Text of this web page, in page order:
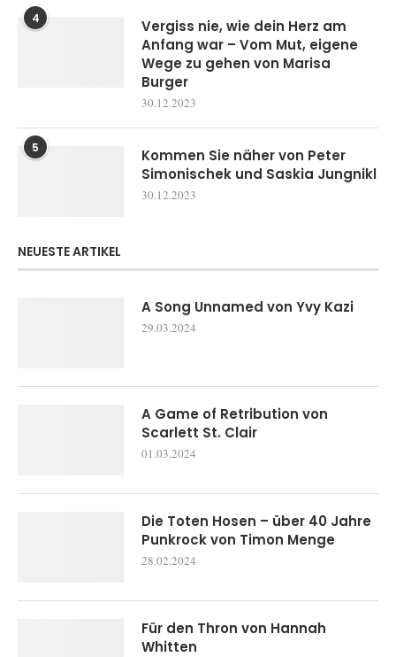
4
Vergiss nie, wie dein Herz am
Anfang war – Vom Mut, eigene
Wege zu gehen von Marisa
Burger
30.12.2023
5
Kommen Sie näher von Peter
Simonischek und Saskia Jungnikl
30.12.2023
NEUESTE ARTIKEL
A Song Unnamed von Yvy Kazi
29.03.2024
A Game of Retribution von
Scarlett St. Clair
01.03.2024
Die Toten Hosen – über 40 Jahre
Punkrock von Timon Menge
28.02.2024
Für den Thron von Hannah
Whitten